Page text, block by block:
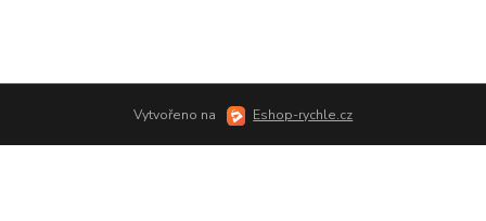
Vytvořeno na Eshop-rychle.cz